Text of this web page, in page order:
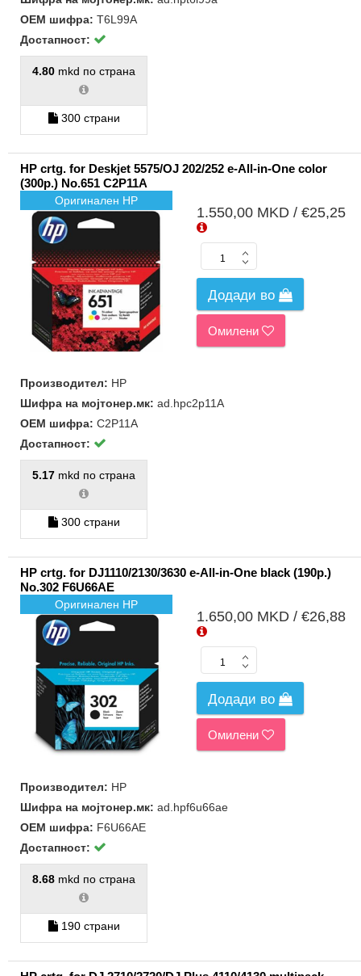
ОЕМ шифра: T6L99A
Достапност:
4.80 mkd по страна
300 страни
HP crtg. for Deskjet 5575/OJ 202/252 e-All-in-One color
(300p.) No.651 C2P11A
Оригинален HP
1.550,00 MKD / €25,25
Додади во
Омилени
Производител: HP
Шифра на мојтонер.мк: ad.hpc2p11A
ОЕМ шифра: C2P11A
Достапност:
5.17 mkd по страна
300 страни
HP crtg. for DJ1110/2130/3630 e-All-in-One black (190p.)
No.302 F6U66AE
Оригинален HP
1.650,00 MKD / €26,88
Додади во
Омилени
Производител: HP
Шифра на мојтонер.мк: ad.hpf6u66ae
ОЕМ шифра: F6U66AE
Достапност:
8.68 mkd по страна
190 страни